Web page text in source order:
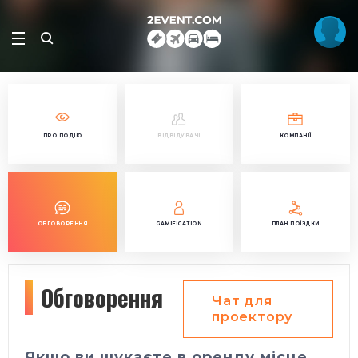
ПРО ПОДІЮ ВІДВІДУВАЧІ КОМПАНІЇ
ОБГОВОРЕННЯ GAMIFICATION ПЛАН ПОЇЗДКИ
Обговорення
Чат для
проектору